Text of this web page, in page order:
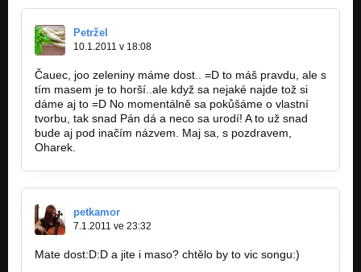
Petržel
10.1.2011 v 18:08
Čauec, joo zeleniny máme dost.. =D to máš pravdu, ale s
tím masem je to horší..ale když sa nejaké najde tož si
dáme aj to =D No momentálně sa pokůšáme o vlastní
tvorbu, tak snad Pán dá a neco sa urodí! A to už snad
bude aj pod inačím názvem. Maj sa, s pozdravem,
Oharek.
petkamor
7.1.2011 ve 23:32
Mate dost:D:D a jite i maso? chtělo by to vic songu:)